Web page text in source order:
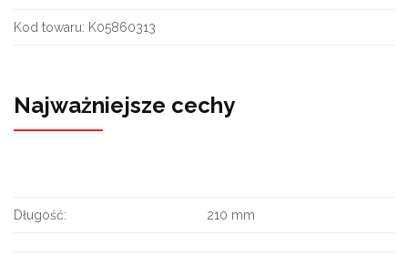
Kod towaru: K05860313
Najważniejsze cechy
Długość: 210 mm